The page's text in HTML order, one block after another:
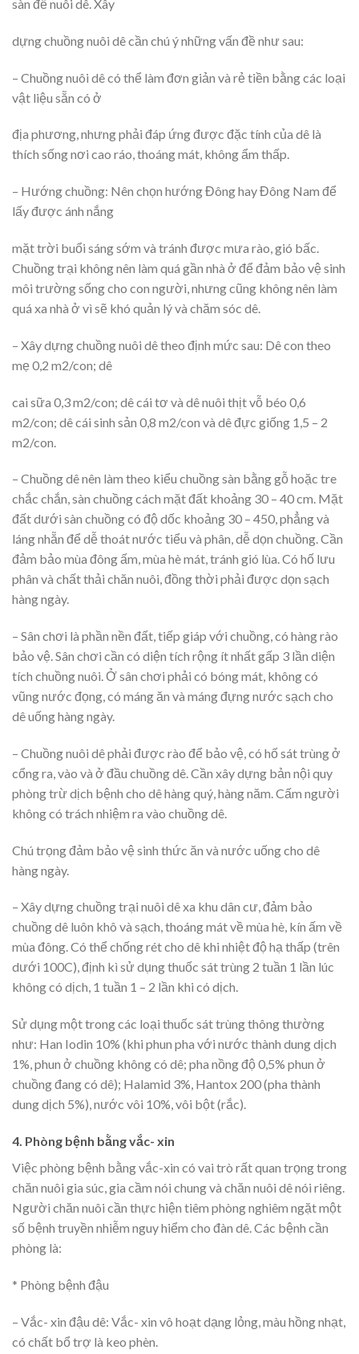
sàn để nuôi dê. Xây
dựng chuồng nuôi dê cần chú ý những vấn đề như sau:
– Chuồng nuôi dê có thể làm đơn giản và rẻ tiền bằng các loại
vật liệu sẵn có ở
địa phương, nhưng phải đáp ứng được đặc tính của dê là
thích sống nơi cao ráo, thoáng mát, không ẩm thấp.
– Hướng chuồng: Nên chọn hướng Đông hay Đông Nam để
lấy được ánh nắng
mặt trời buổi sáng sớm và tránh được mưa rào, gió bấc.
Chuồng trại không nên làm quá gần nhà ở để đảm bảo vệ sinh
môi trường sống cho con người, nhưng cũng không nên làm
quá xa nhà ở vì sẽ khó quản lý và chăm sóc dê.
– Xây dựng chuồng nuôi dê theo định mức sau: Dê con theo
mẹ 0,2 m2/con; dê
cai sữa 0,3 m2/con; dê cái tơ và dê nuôi thịt vỗ béo 0,6
m2/con; dê cái sinh sản 0,8 m2/con và dê đực giống 1,5 – 2
m2/con.
– Chuồng dê nên làm theo kiểu chuồng sàn bằng gỗ hoặc tre
chắc chắn, sàn chuồng cách mặt đất khoảng 30 – 40 cm. Mặt
đất dưới sàn chuồng có độ dốc khoảng 30 – 450, phẳng và
láng nhẵn để dễ thoát nước tiểu và phân, dễ dọn chuồng. Cần
đảm bảo mùa đông ấm, mùa hè mát, tránh gió lùa. Có hố lưu
phân và chất thải chăn nuôi, đồng thời phải được dọn sạch
hàng ngày.
– Sân chơi là phần nền đất, tiếp giáp với chuồng, có hàng rào
bảo vệ. Sân chơi cần có diện tích rộng ít nhất gấp 3 lần diện
tích chuồng nuôi. Ở sân chơi phải có bóng mát, không có
vũng nước đọng, có máng ăn và máng đựng nước sạch cho
dê uống hàng ngày.
– Chuồng nuôi dê phải được rào để bảo vệ, có hố sát trùng ở
cổng ra, vào và ở đầu chuồng dê. Cần xây dựng bản nội quy
phòng trừ dịch bệnh cho dê hàng quý, hàng năm. Cấm người
không có trách nhiệm ra vào chuồng dê.
Chú trọng đảm bảo vệ sinh thức ăn và nước uống cho dê
hàng ngày.
– Xây dựng chuồng trại nuôi dê xa khu dân cư, đảm bảo
chuồng dê luôn khô và sạch, thoáng mát về mùa hè, kín ấm về
mùa đông. Có thể chống rét cho dê khi nhiệt độ hạ thấp (trên
dưới 100C), định kì sử dụng thuốc sát trùng 2 tuần 1 lần lúc
không có dịch, 1 tuần 1 – 2 lần khi có dịch.
Sử dụng một trong các loại thuốc sát trùng thông thường
như: Han Iodin 10% (khi phun pha với nước thành dung dịch
1%, phun ở chuồng không có dê; pha nồng độ 0,5% phun ở
chuồng đang có dê); Halamid 3%, Hantox 200 (pha thành
dung dịch 5%), nước vôi 10%, vôi bột (rắc).
4. Phòng bệnh bằng vắc- xin
Việc phòng bệnh bằng vắc-xin có vai trò rất quan trọng trong
chăn nuôi gia súc, gia cầm nói chung và chăn nuôi dê nói riêng.
Người chăn nuôi cần thực hiện tiêm phòng nghiêm ngặt một
số bệnh truyền nhiễm nguy hiểm cho đàn dê. Các bệnh cần
phòng là:
* Phòng bệnh đậu
– Vắc- xin đậu dê: Vắc- xin vô hoạt dạng lỏng, màu hồng nhạt,
có chất bổ trợ là keo phèn.